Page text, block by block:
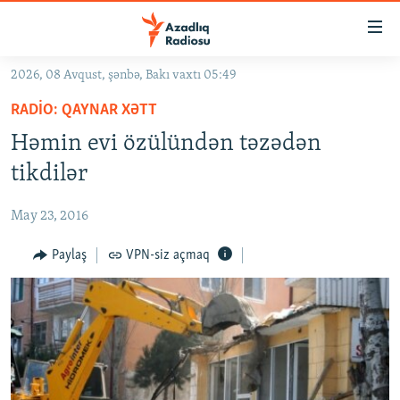
Əsas
qayıt
Əsas
naviqasiyaya
qayıt
GÜNDƏM
KORRUPSIOMETR
FƏRQƏ BAX
QANUNI DOĞRU
ARAŞDIRMA
MULTIMEDIA
VIDEO
FOTOQALEREYA
RADIO ARXIV
OXU ZALI
HAQQIMIZDA
2026, 08 Avqust, şənbə, Bakı vaxtı 05:49
RADIO: QAYNAR XƏTT
Həmin evi özülündən təzədən
tikdilər
May 23, 2016
Paylaş VPN-siz açmaq